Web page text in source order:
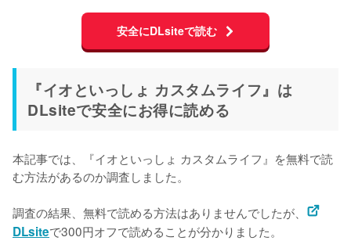
安全にDLsiteで読む
『イオといっしょ カスタムライフ』は
DLsiteで安全にお得に読める
本記事では、『イオといっしょ カスタムライフ』を無料で読
む方法があるのか調査しました。
調査の結果、無料で読める方法はありませんでしたが、
DLsiteで300円オフで読めることが分かりました。